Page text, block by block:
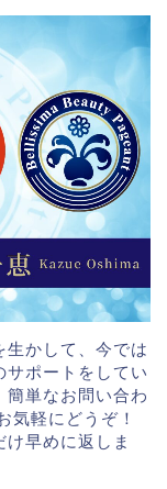
生かして、今では
サポートをしてい
簡単なお問い合わ
気軽にどうぞ！
け早めに返しま